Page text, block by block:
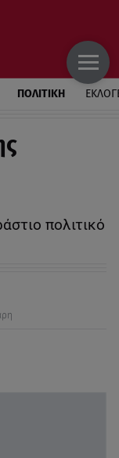
ΠΟΛΙΤΙΚΗ
πολιτικό